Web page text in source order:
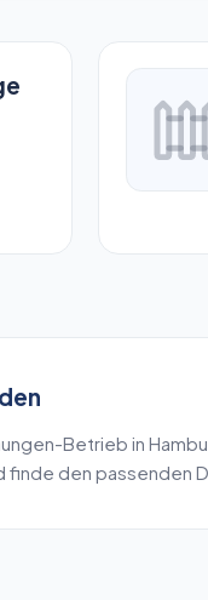
-Betrieb in
finde den passenden